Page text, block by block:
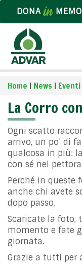
DONA
Home | News | Eventi
La Corro
Ogni scatto
arrivo, un po’ di
qualcosa in più:
con sé nel
Perché in queste
anche chi avete
dopo passo.
Scaricate la foto,
momento e fate
giornata.
Grazie a tutti per